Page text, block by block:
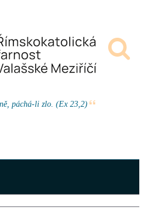
páchá-li zlo. (Ex 23,2)